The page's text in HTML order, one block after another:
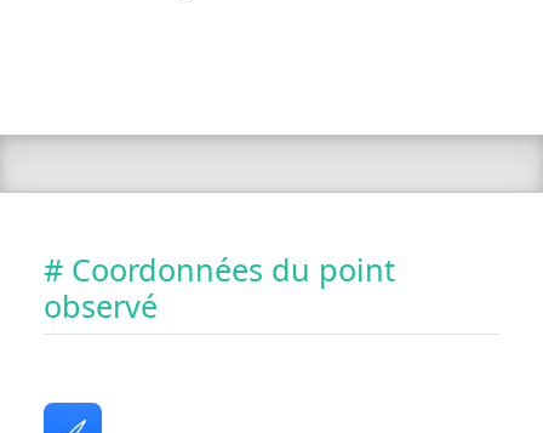
# Coordonnées du point
observé